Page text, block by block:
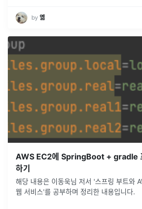
by 옒
AWS EC2에 SpringBoot + gradle
하기
해당 내용은 이동욱님 저서 '스프링 부트와
웹 서비스'를 공부하며 정리한 내용입니다.